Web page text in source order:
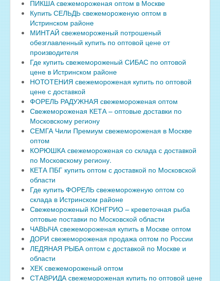
ПИКША свежемороженая оптом в Москве
Купить СЕЛЬДЬ свежемороженую оптом в
Истринском районе
МИНТАЙ свежемороженый потрошеный
обезглавленный купить по оптовой цене от
производителя
Где купить свежемороженый СИБАС по оптовой
цене в Истринском районе
НОТОТЕНИЯ свежемороженая купить по оптовой
цене с доставкой
ФОРЕЛЬ РАДУЖНАЯ свежемороженая оптом
Свежемороженая КЕТА – оптовые доставки по
Московскому региону
СЕМГА Чили Премиум свежемороженая в Москве
оптом
КОРЮШКА свежемороженая со склада с доставкой
по Московскому региону.
КЕТА ПБГ купить оптом с доставкой по Московской
области
Где купить ФОРЕЛЬ свежемороженую оптом со
склада в Истринском районе
Свежемороженый КОНГРИО – креветочная рыба
оптовые поставки по Московской области
ЧАВЫЧА свежемороженая купить в Москве оптом
ДОРИ свежемороженая продажа оптом по России
ЛЕДЯНАЯ РЫБА оптом с доставкой по Москве и
области
ХЕК свежемороженый оптом
СТАВРИДА свежемороженая купить по оптовой цене